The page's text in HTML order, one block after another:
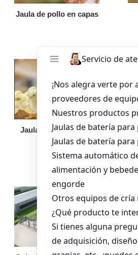
Jaula de pollo en capas
Jaula de pollo pollita